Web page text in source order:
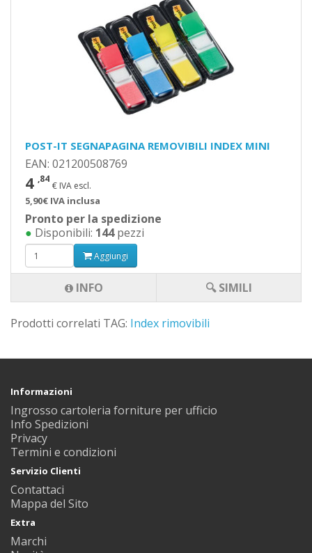
POST-IT SEGNAPAGINA REMOVIBILI INDEX MINI
EAN: 021200508769
4 ,84
€ IVA escl.
5,90€ IVA inclusa
Pronto per la spedizione
● Disponibili: 144pezzi
Aggiungi
INFO 🔍 SIMILI
Prodotti correlati TAG: Index rimovibili
Informazioni
Ingrosso cartoleria forniture per ufficio
Info Spedizioni
Privacy
Termini e condizioni
Servizio Clienti
Contattaci
Mappa del Sito
Extra
Marchi